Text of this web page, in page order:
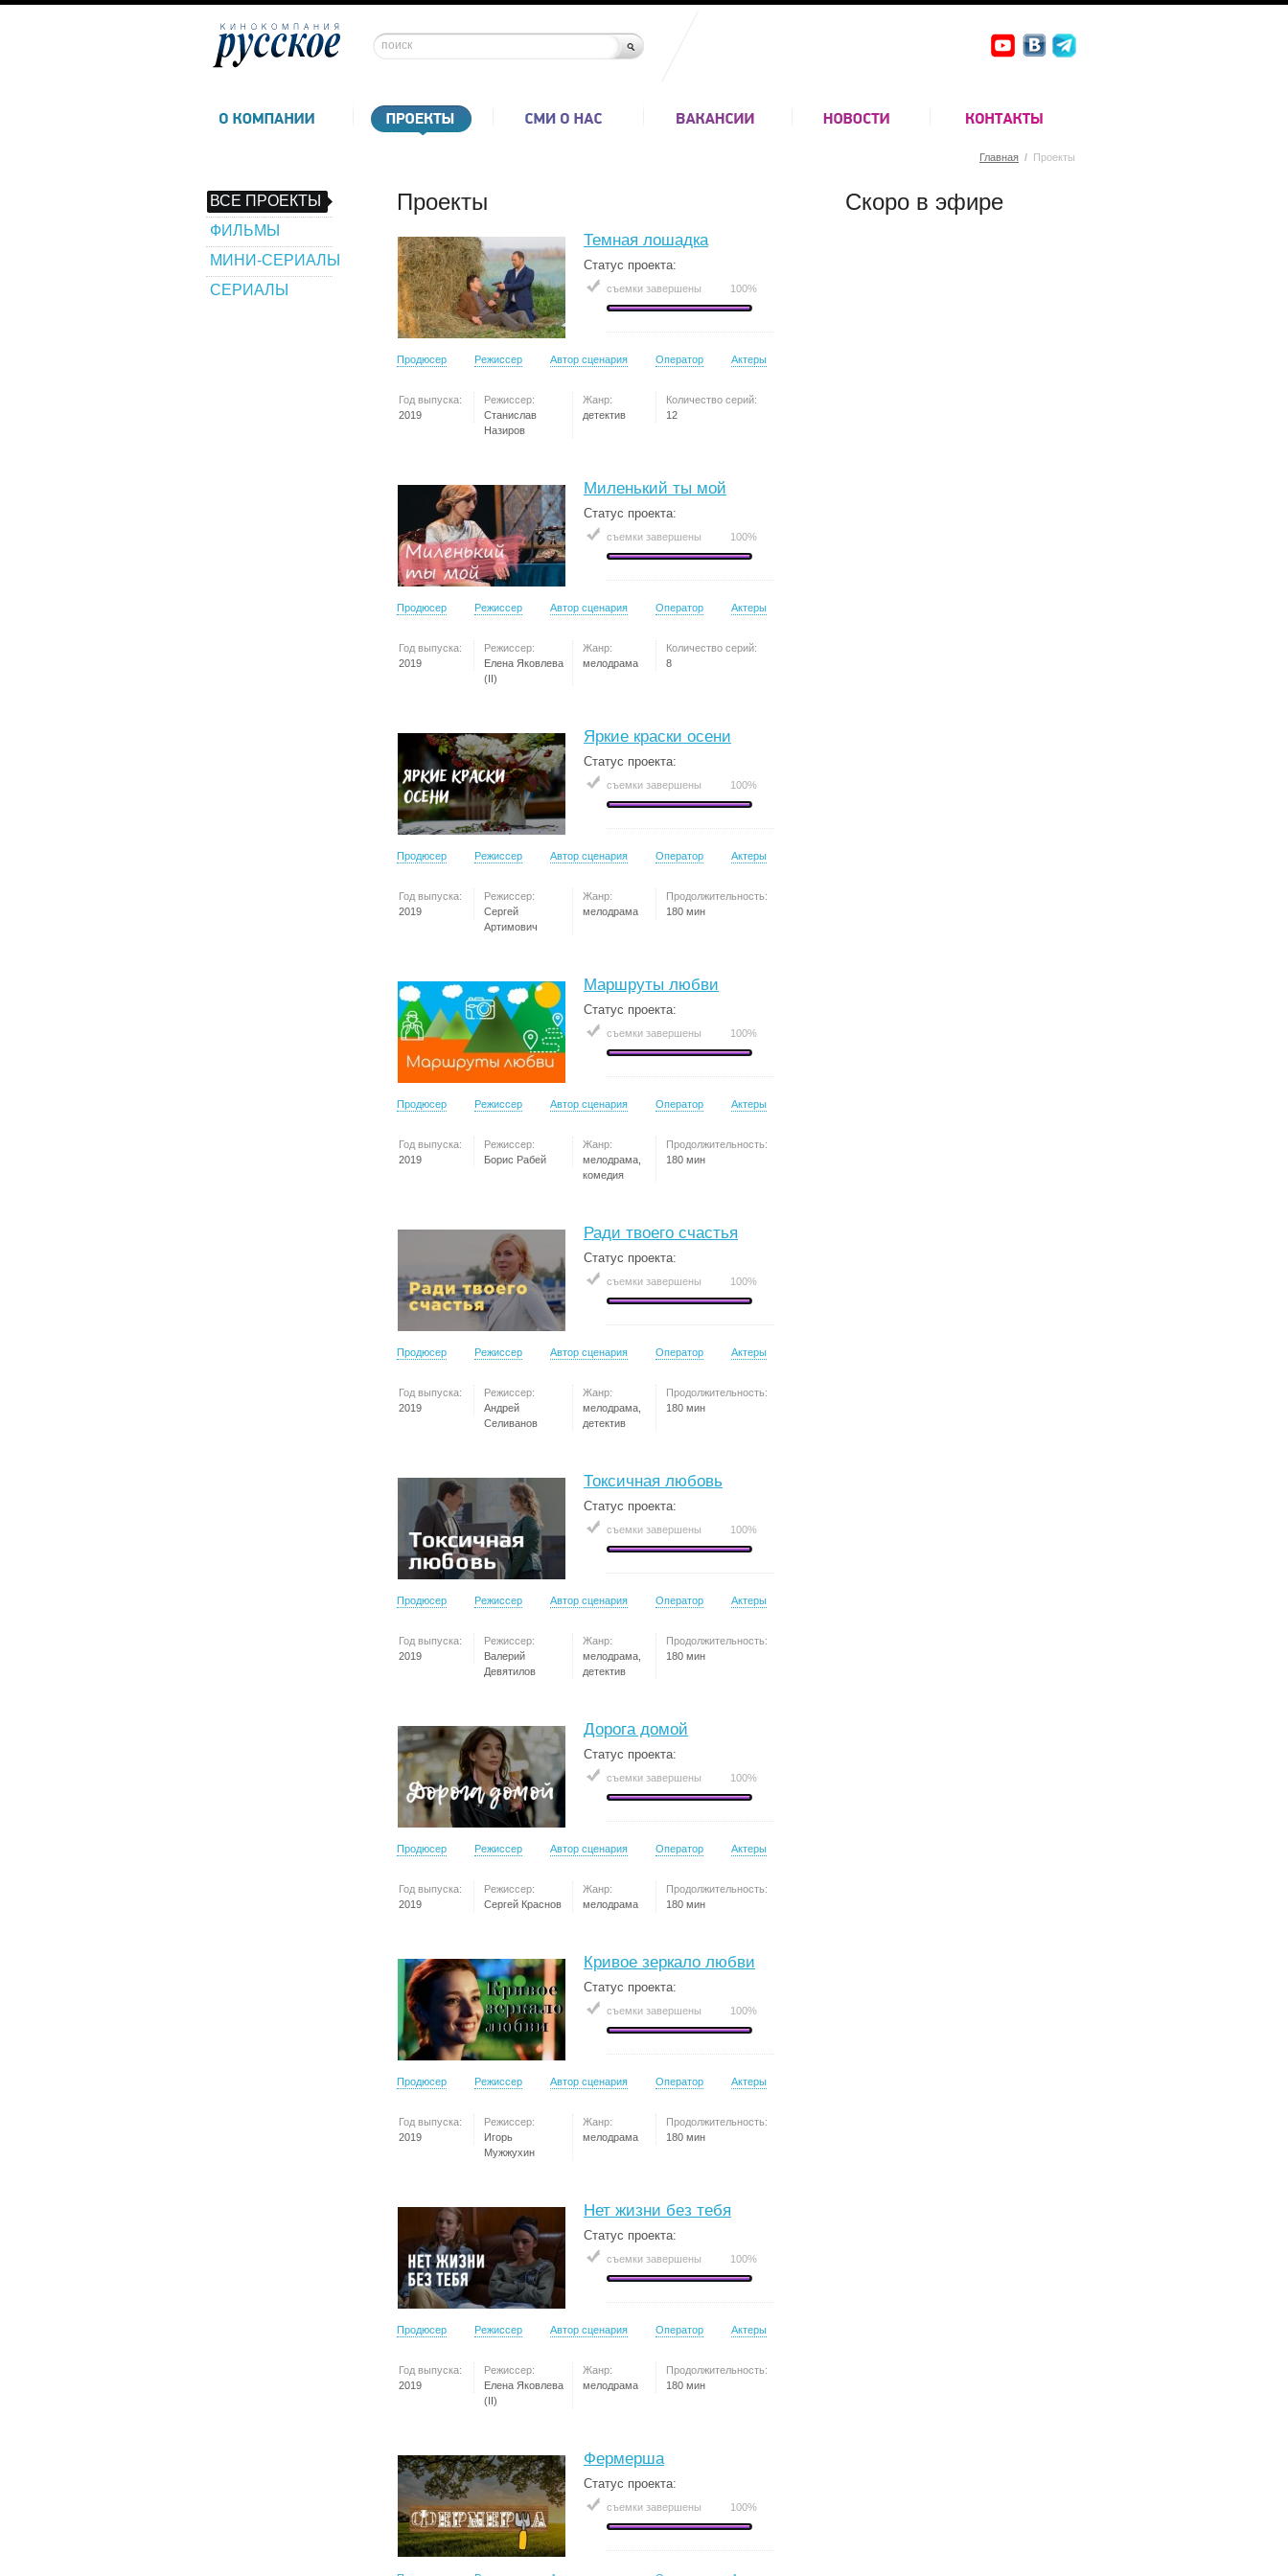
Главная / Проекты
ВСЕ ПРОЕКТЫ
ФИЛЬМЫ
МИНИ-СЕРИАЛЫ
СЕРИАЛЫ
Проекты
Темная лошадка
Статус проекта:
съемки завершены 100%
Продюсер Режиссер Автор сценария Оператор Актеры
Год выпуска:
2019
Режиссер:
Станислав
Назиров
Жанр:
детектив
Количество серий:
12
Миленький ты мой
Статус проекта:
съемки завершены 100%
Продюсер Режиссер Автор сценария Оператор Актеры
Год выпуска:
2019
Режиссер:
Елена Яковлева
(II)
Жанр:
мелодрама
Количество серий:
8
Яркие краски осени
Статус проекта:
съемки завершены 100%
Продюсер Режиссер Автор сценария Оператор Актеры
Год выпуска:
2019
Режиссер:
Сергей
Артимович
Жанр:
мелодрама
Продолжительность:
180 мин
Маршруты любви
Статус проекта:
съемки завершены 100%
Продюсер Режиссер Автор сценария Оператор Актеры
Год выпуска:
2019
Режиссер:
Борис Рабей
Жанр:
мелодрама,
комедия
Продолжительность:
180 мин
Ради твоего счастья
Статус проекта:
съемки завершены 100%
Продюсер Режиссер Автор сценария Оператор Актеры
Год выпуска:
2019
Режиссер:
Андрей
Селиванов
Жанр:
мелодрама,
детектив
Продолжительность:
180 мин
Токсичная любовь
Статус проекта:
съемки завершены 100%
Продюсер Режиссер Автор сценария Оператор Актеры
Год выпуска:
2019
Режиссер:
Валерий
Девятилов
Жанр:
мелодрама,
детектив
Продолжительность:
180 мин
Дорога домой
Статус проекта:
съемки завершены 100%
Продюсер Режиссер Автор сценария Оператор Актеры
Год выпуска:
2019
Режиссер:
Сергей Краснов
Жанр:
мелодрама
Продолжительность:
180 мин
Кривое зеркало любви
Статус проекта:
съемки завершены 100%
Продюсер Режиссер Автор сценария Оператор Актеры
Год выпуска:
2019
Режиссер:
Игорь
Мужжухин
Жанр:
мелодрама
Продолжительность:
180 мин
Нет жизни без тебя
Статус проекта:
съемки завершены 100%
Продюсер Режиссер Автор сценария Оператор Актеры
Год выпуска:
2019
Режиссер:
Елена Яковлева
(II)
Жанр:
мелодрама
Продолжительность:
180 мин
Фермерша
Статус проекта:
съемки завершены 100%
Скоро в эфире